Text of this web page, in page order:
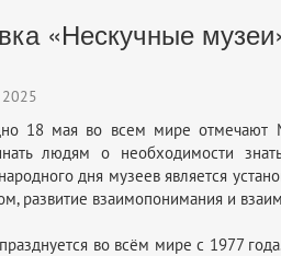
«Нескучные
18 мая во всем мире отмечают
людям о необходимости
дня музеев является
развитие взаимопонимания и
во всём мире с 1977